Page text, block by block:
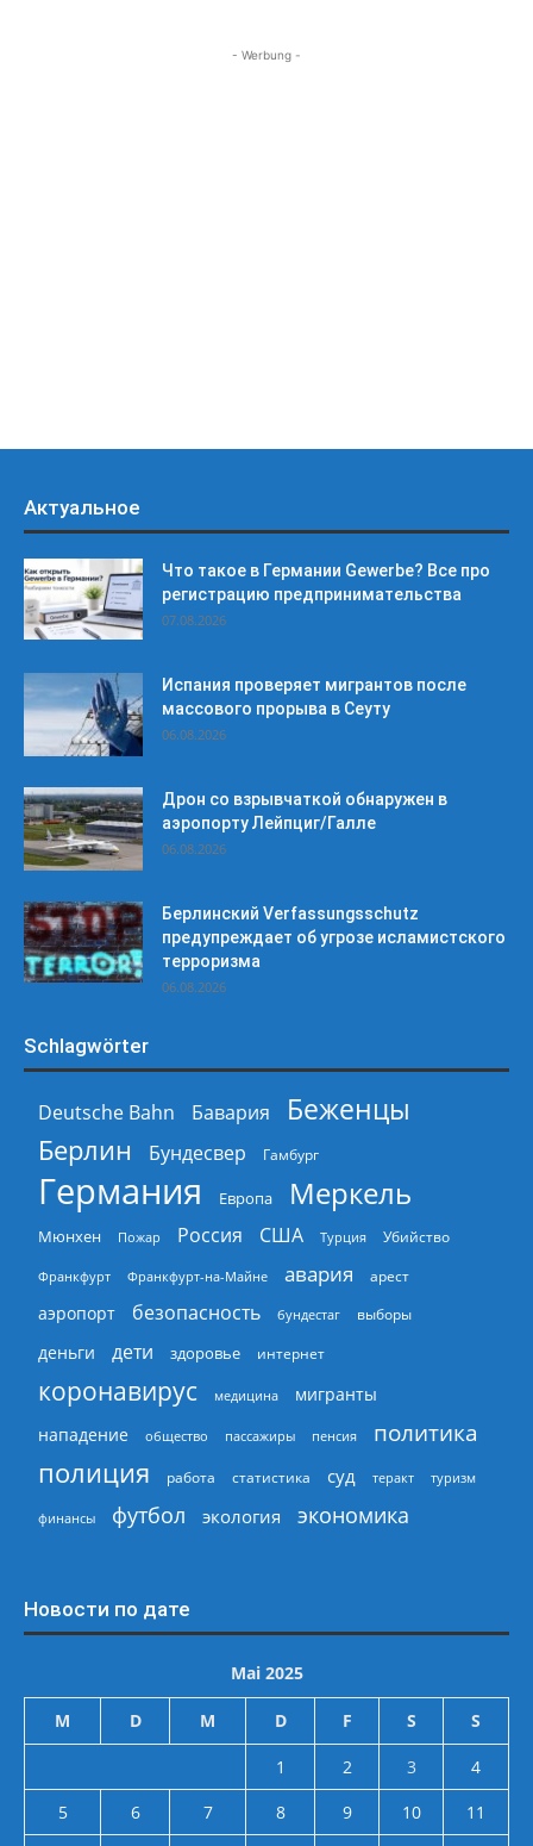
- Werbung -
Актуальное
Что такое в Германии Gewerbe? Все про
регистрацию предпринимательства
07.08.2026
Испания проверяет мигрантов после
массового прорыва в Сеуту
06.08.2026
Дрон со взрывчаткой обнаружен в
аэропорту Лейпциг/Галле
06.08.2026
Берлинский Verfassungsschutz
предупреждает об угрозе исламистского
терроризма
06.08.2026
Schlagwörter
Deutsche Bahn Бавария
Беженцы
Берлин
Бундесвер Гамбург
Германия Европа Меркель
Мюнхен Пожар Россия США Турция Убийство
Франкфурт Франкфурт-на-Майне авария арест
аэропорт безопасность бундестаг выборы
деньги дети здоровье интернет
коронавирус медицина
мигранты
нападение
общество пассажиры пенсия политика
полиция работа статистика суд теракт туризм
финансы футбол экология экономика
Новости по дате
Mai 2025
M D M D F S S
1 2 3
4
5
6 7 8 9 10
11